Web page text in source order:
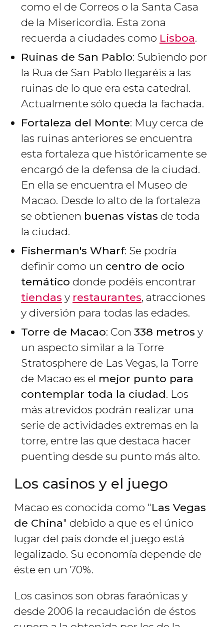
como el de Correos o la Santa Casa
de la Misericordia. Esta zona
recuerda a ciudades como Lisboa.
Ruinas de San Pablo: Subiendo por
la Rua de San Pablo llegaréis a las
ruinas de lo que era esta catedral.
Actualmente sólo queda la fachada.
Fortaleza del Monte: Muy cerca de
las ruinas anteriores se encuentra
esta fortaleza que históricamente se
encargó de la defensa de la ciudad.
En ella se encuentra el Museo de
Macao. Desde lo alto de la fortaleza
se obtienen buenas vistas de toda
la ciudad.
Fisherman's Wharf: Se podría
definir como un centro de ocio
temático donde podéis encontrar
tiendas y restaurantes, atracciones
y diversión para todas las edades.
Torre de Macao: Con 338 metros y
un aspecto similar a la Torre
Stratosphere de Las Vegas, la Torre
de Macao es el mejor punto para
contemplar toda la ciudad. Los
más atrevidos podrán realizar una
serie de actividades extremas en la
torre, entre las que destaca hacer
puenting desde su punto más alto.
Los casinos y el juego
Macao es conocida como "Las Vegas
de China" debido a que es el único
lugar del país donde el juego está
legalizado. Su economía depende de
éste en un 70%.
Los casinos son obras faraónicas y
desde 2006 la recaudación de éstos